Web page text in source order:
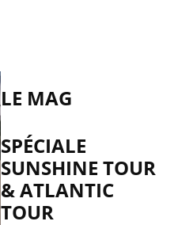
LE MAG
SPÉCIALE
SUNSHINE TOUR
& ATLANTIC
TOUR